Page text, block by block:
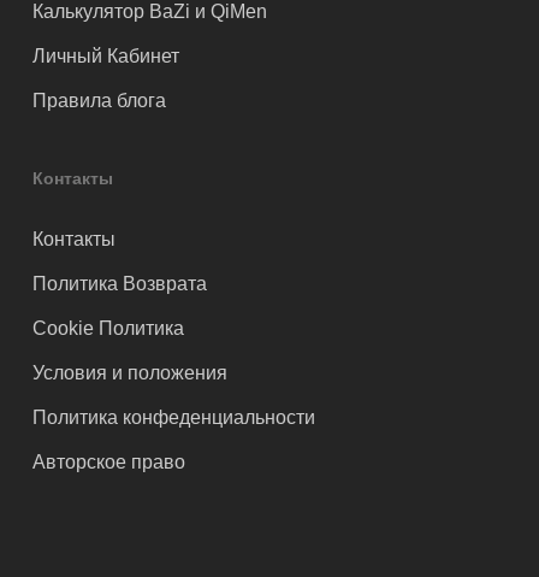
Калькулятор BaZi и QiMen
Личный Кабинет
Правила блога
Контакты
Контакты
Политика Возврата
Cookie Политика
Условия и положения
Политика конфеденциальности
Авторское право